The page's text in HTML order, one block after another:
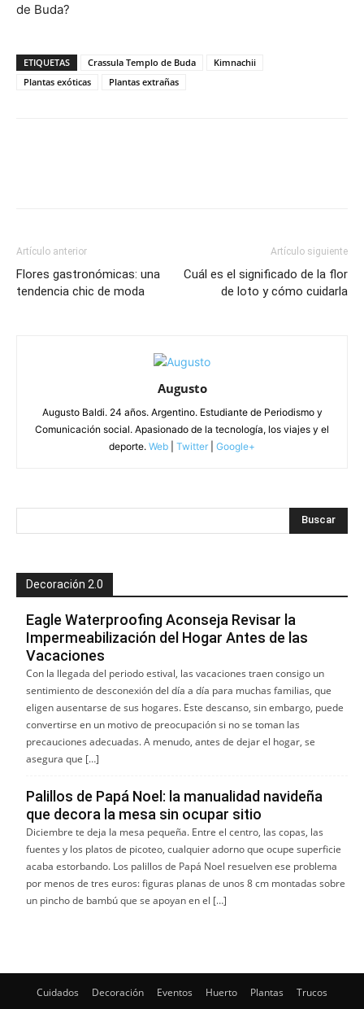
de Buda?
ETIQUETAS Crassula Templo de Buda
Kimnachii
Plantas exóticas
Plantas extrañas
Artículo anterior
Flores gastronómicas: una
tendencia chic de moda
Artículo siguiente
Cuál es el significado de la flor
de loto y cómo cuidarla
Augusto
Augusto Baldi. 24 años. Argentino. Estudiante de Periodismo y
Comunicación social. Apasionado de la tecnología, los viajes y el
deporte. Web Twitter Google+
Decoración 2.0
Eagle Waterproofing Aconseja Revisar la
Impermeabilización del Hogar Antes de las
Vacaciones
Con la llegada del periodo estival, las vacaciones traen consigo un
sentimiento de desconexión del día a día para muchas familias, que
eligen ausentarse de sus hogares. Este descanso, sin embargo, puede
convertirse en un motivo de preocupación si no se toman las
precauciones adecuadas. A menudo, antes de dejar el hogar, se
asegura que […]
Palillos de Papá Noel: la manualidad navideña
que decora la mesa sin ocupar sitio
Diciembre te deja la mesa pequeña. Entre el centro, las copas, las
fuentes y los platos de picoteo, cualquier adorno que ocupe superficie
acaba estorbando. Los palillos de Papá Noel resuelven ese problema
por menos de tres euros: figuras planas de unos 8 cm montadas sobre
un pincho de bambú que se apoyan en el […]
Cuidados Decoración Eventos Huerto Plantas Trucos